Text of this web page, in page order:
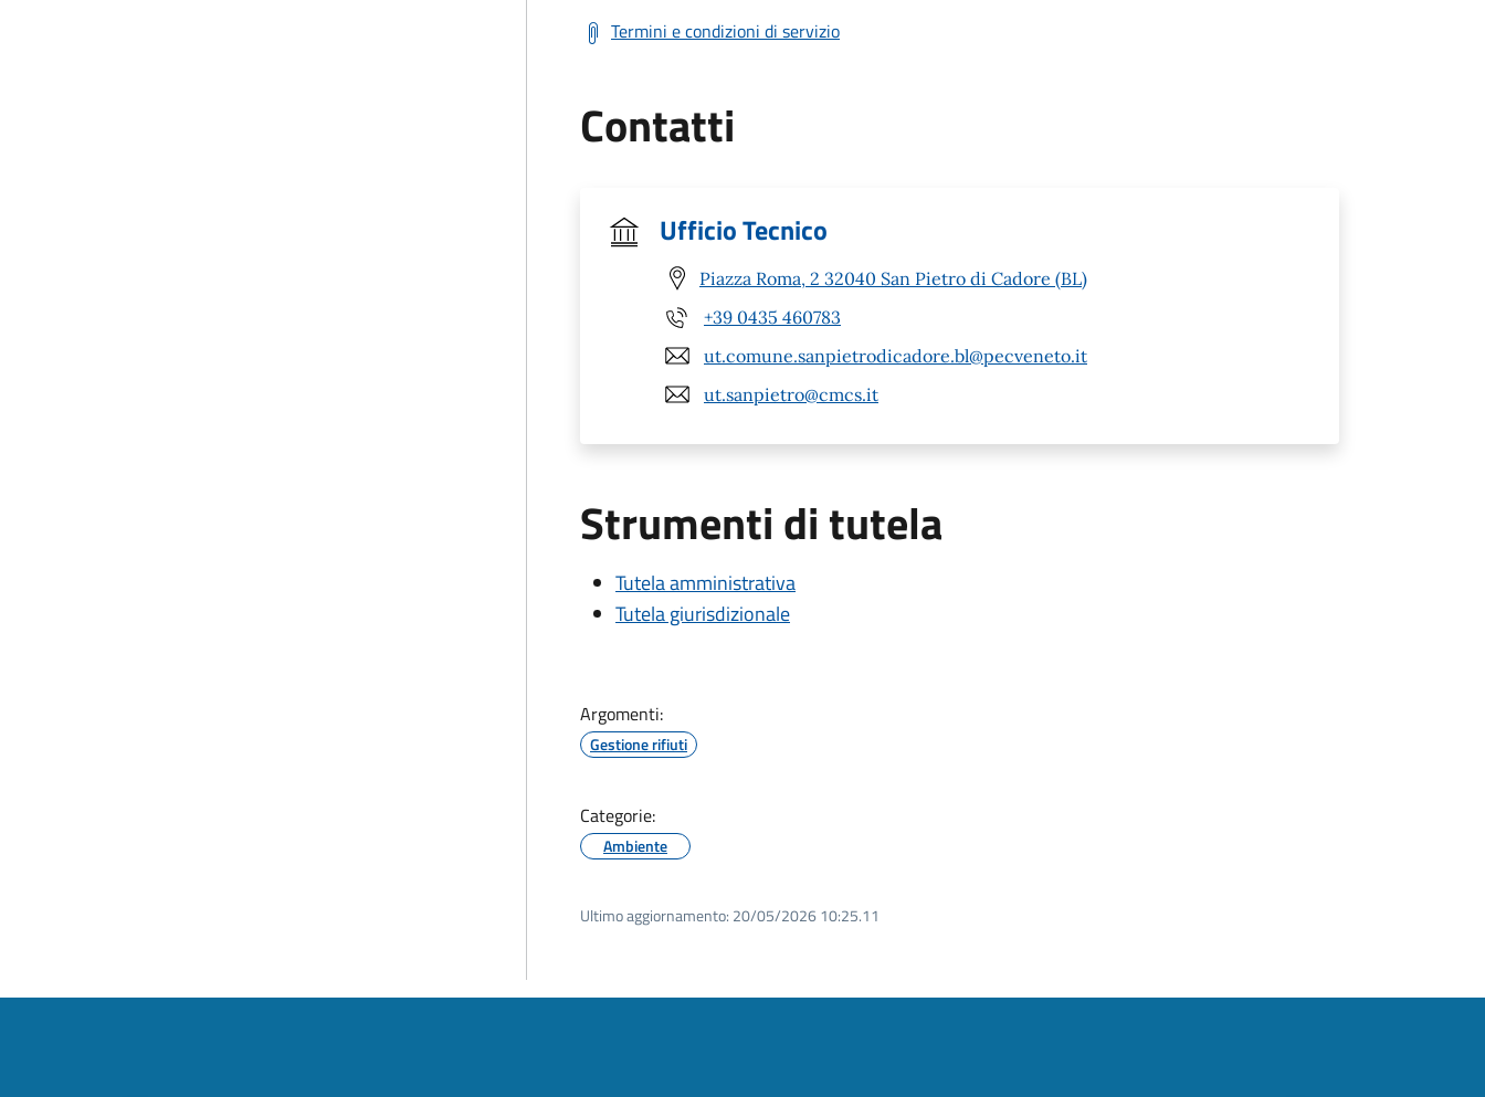
Termini e condizioni di servizio
Contatti
Ufficio Tecnico
Piazza Roma, 2 32040 San Pietro di Cadore (BL)
+39 0435 460783
ut.comune.sanpietrodicadore.bl@pecveneto.it
ut.sanpietro@cmcs.it
Strumenti di tutela
Tutela amministrativa
Tutela giurisdizionale
Argomenti:
Gestione rifiuti
Categorie:
Ambiente
Ultimo aggiornamento: 20/05/2026 10:25.11